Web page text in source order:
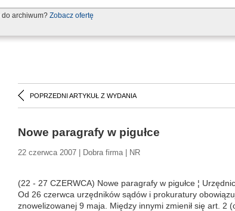
do archiwum? Zobacz ofertę
POPRZEDNI ARTYKUŁ Z WYDANIA
Nowe paragrafy w pigułce
22 czerwca 2007 | Dobra firma | NR
(22 - 27 CZERWCA) Nowe paragrafy w pigułce ¦
Od 26 czerwca urzędników sądów i prokuratury
znowelizowanej 9 maja. Między innymi zmienił się art. 2